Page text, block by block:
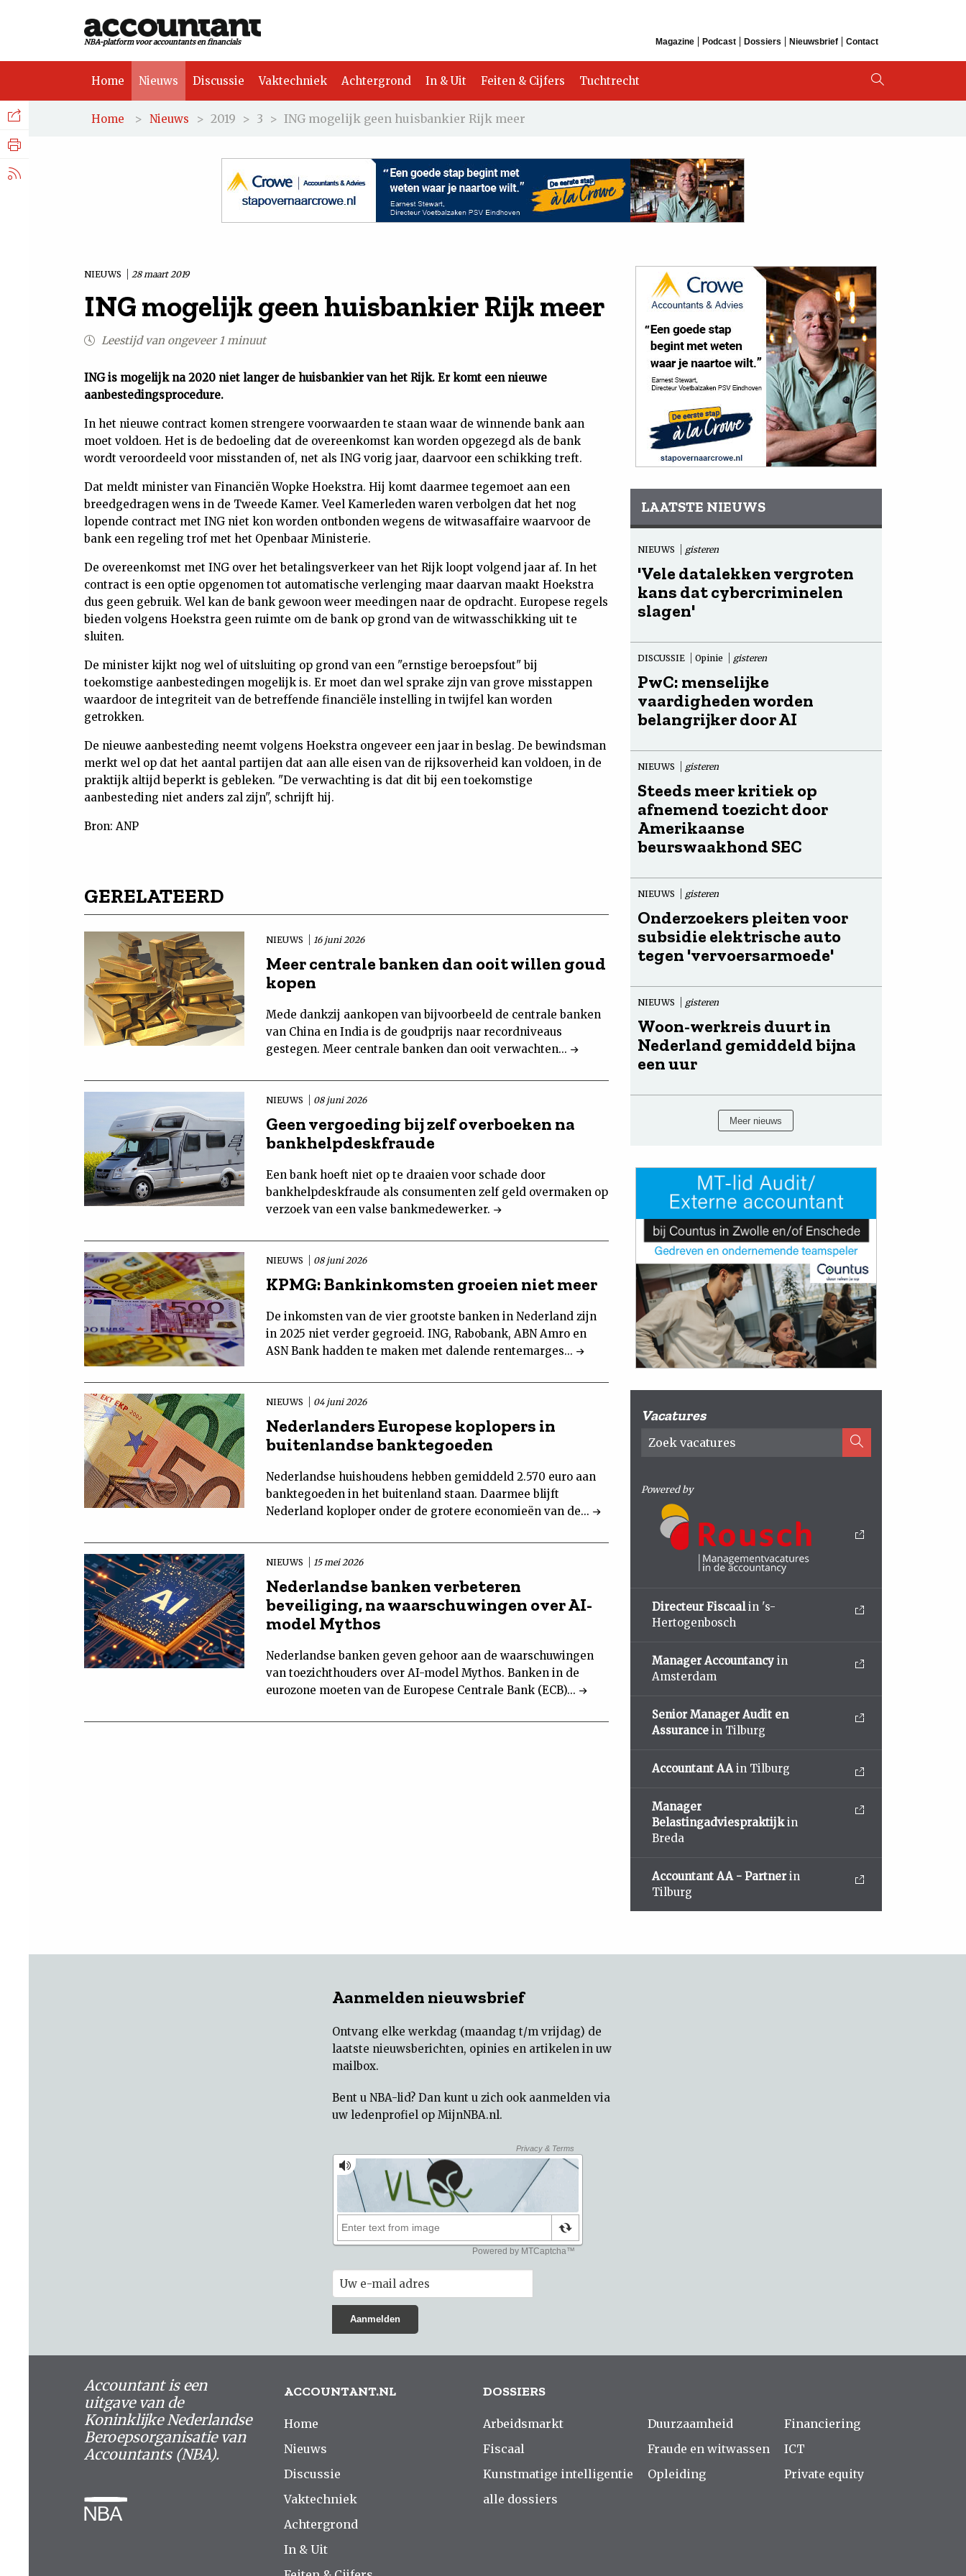
NBA-platform voor accountants en financials Magazine Podcast Dossiers Nieuwsbrief Contact
Home Nieuws Discussie Vaktechniek Achtergrond In & Uit Feiten & Cijfers Tuchtrecht
Home > Nieuws > 2019 > 3 > ING mogelijk geen huisbankier Rijk meer
NIEUWS 28 maart 2019
ING mogelijk geen huisbankier Rijk meer
Leestijd van ongeveer 1 minuut
ING is mogelijk na 2020 niet langer de huisbankier van het Rijk. Er komt een nieuwe
aanbestedingsprocedure.
In het nieuwe contract komen strengere voorwaarden te staan waar de winnende bank aan
moet voldoen. Het is de bedoeling dat de overeenkomst kan worden opgezegd als de bank
wordt veroordeeld voor misstanden of, net als ING vorig jaar, daarvoor een schikking treft.
Dat meldt minister van Financiën Wopke Hoekstra. Hij komt daarmee tegemoet aan een
breedgedragen wens in de Tweede Kamer. Veel Kamerleden waren verbolgen dat het nog
lopende contract met ING niet kon worden ontbonden wegens de witwasaffaire waarvoor de
bank een regeling trof met het Openbaar Ministerie.
De overeenkomst met ING over het betalingsverkeer van het Rijk loopt volgend jaar af. In het
contract is een optie opgenomen tot automatische verlenging maar daarvan maakt Hoekstra
dus geen gebruik. Wel kan de bank gewoon weer meedingen naar de opdracht. Europese regels
bieden volgens Hoekstra geen ruimte om de bank op grond van de witwasschikking uit te
sluiten.
De minister kijkt nog wel of uitsluiting op grond van een "ernstige beroepsfout" bij
toekomstige aanbestedingen mogelijk is. Er moet dan wel sprake zijn van grove misstappen
waardoor de integriteit van de betreffende financiële instelling in twijfel kan worden
getrokken.
De nieuwe aanbesteding neemt volgens Hoekstra ongeveer een jaar in beslag. De bewindsman
merkt wel op dat het aantal partijen dat aan alle eisen van de rijksoverheid kan voldoen, in de
praktijk altijd beperkt is gebleken. "De verwachting is dat dit bij een toekomstige
aanbesteding niet anders zal zijn", schrijft hij.
Bron: ANP
GERELATEERD
NIEUWS 16 juni 2026
Meer centrale banken dan ooit willen goud
kopen
Mede dankzij aankopen van bijvoorbeeld de centrale banken
van China en India is de goudprijs naar recordniveaus
gestegen. Meer centrale banken dan ooit verwachten...
NIEUWS 08 juni 2026
Geen vergoeding bij zelf overboeken na
bankhelpdeskfraude
Een bank hoeft niet op te draaien voor schade door
bankhelpdeskfraude als consumenten zelf geld overmaken op
verzoek van een valse bankmedewerker.
NIEUWS 08 juni 2026
KPMG: Bankinkomsten groeien niet meer
De inkomsten van de vier grootste banken in Nederland zijn
in 2025 niet verder gegroeid. ING, Rabobank, ABN Amro en
ASN Bank hadden te maken met dalende rentemarges...
NIEUWS 04 juni 2026
Nederlanders Europese koplopers in
buitenlandse banktegoeden
Nederlandse huishoudens hebben gemiddeld 2.570 euro aan
banktegoeden in het buitenland staan. Daarmee blijft
Nederland koploper onder de grotere economieën van de...
NIEUWS 15 mei 2026
Nederlandse banken verbeteren
beveiliging, na waarschuwingen over AI-
model Mythos
Nederlandse banken geven gehoor aan de waarschuwingen
van toezichthouders over AI-model Mythos. Banken in de
eurozone moeten van de Europese Centrale Bank (ECB)...
LAATSTE NIEUWS
NIEUWS gisteren
'Vele datalekken vergroten
kans dat cybercriminelen
slagen'
DISCUSSIE Opinie gisteren
PwC: menselijke
vaardigheden worden
belangrijker door AI
NIEUWS gisteren
Steeds meer kritiek op
afnemend toezicht door
Amerikaanse
beurswaakhond SEC
NIEUWS gisteren
Onderzoekers pleiten voor
subsidie elektrische auto
tegen 'vervoersarmoede'
NIEUWS gisteren
Woon-werkreis duurt in
Nederland gemiddeld bijna
een uur
Meer nieuws
Vacatures
Powered by
Directeur Fiscaalin 's-
Hertogenbosch
Manager Accountancy in
Amsterdam
Senior Manager Audit en
Assurance in Tilburg
Accountant AAin Tilburg
Manager
Belastingadviespraktijkin
Breda
Accountant AA - Partner in
Tilburg
Facebook
Nieuws
Aanmelden nieuwsbrief
Ontvang elke werkdag (maandag t/m vrijdag) de
laatste nieuwsberichten, opinies en artikelen in uw
mailbox.
Bent u NBA-lid? Dan kunt u zich ook aanmelden via
uw ledenprofiel op MijnNBA.nl.
Accountant is een
uitgave van de
Koninklijke Nederlandse
Beroepsorganisatie van
Accountants (NBA).
ACCOUNTANT.NL
Home
Nieuws
Discussie
Vaktechniek
Achtergrond
In & Uit
DOSSIERS
Arbeidsmarkt
Fiscaal
Kunstmatige intelligentie
alle dossiers
Duurzaamheid
Fraude en witwassen
Opleiding
Financiering
ICT
Private equity